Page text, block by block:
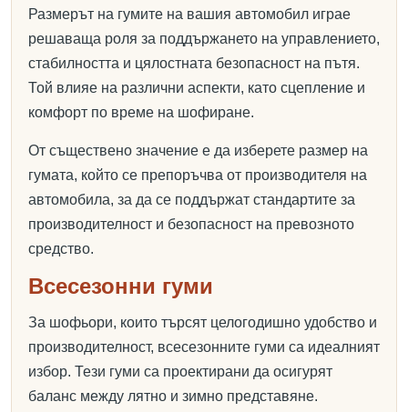
Размерът на гумите на вашия автомобил играе
решаваща роля за поддържането на управлението,
стабилността и цялостната безопасност на пътя.
Той влияе на различни аспекти, като сцепление и
комфорт по време на шофиране.
От съществено значение е да изберете размер на
гумата, който се препоръчва от производителя на
автомобила, за да се поддържат стандартите за
производителност и безопасност на превозното
средство.
Всесезонни гуми
За шофьори, които търсят целогодишно удобство и
производителност, всесезонните гуми са идеалният
избор. Тези гуми са проектирани да осигурят
баланс между лятно и зимно представяне.